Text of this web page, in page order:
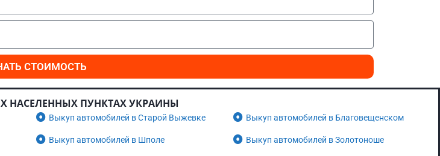
СТОИМОСТЬ
НАСЕЛЕННЫХ ПУНКТАХ УКРАИНЫ
Выкуп автомобилей в Старой Выжевке Выкуп автомобилей в Благовещенском
Выкуп автомобилей в Шполе Выкуп автомобилей в Золотоноше